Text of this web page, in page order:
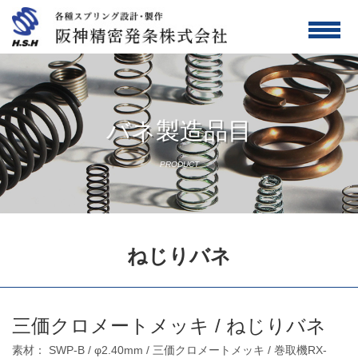
バネ製造品目
PRODUCT
ねじりバネ
三価クロメートメッキ / ねじりバネ
素材： SWP-B / φ2.40mm / 三価クロメートメッキ / 巻取機RX-